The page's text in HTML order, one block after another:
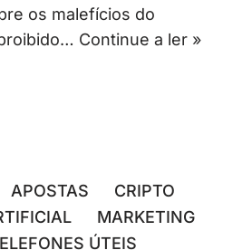
os malefícios do
Continue a ler »
APOSTAS
CRIPTO
MARKETING
ÚTEIS